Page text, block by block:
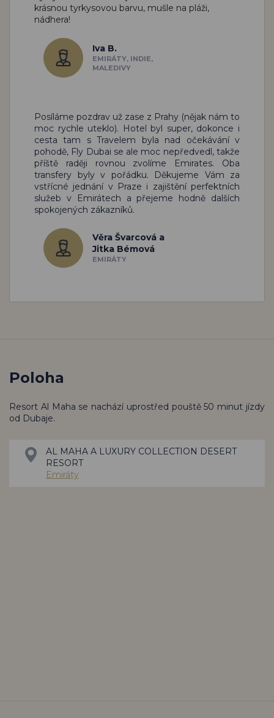
krásnou tyrkysovou barvu, mušle na pláži,
nádhera!
Iva B.
EMIRÁTY, INDIE,
MALEDIVY
Posíláme pozdrav už zase z Prahy (nějak nám to
moc rychle uteklo). Hotel byl super, dokonce i
cesta tam s Travelem byla nad očekávání v
pohodě, Fly Dubai se ale moc nepředvedl, takže
příště raději rovnou zvolíme Emirates. Oba
transfery byly v pořádku. Děkujeme Vám za
vstřícné jednání v Praze i zajištění perfektních
služeb v Emirátech a přejeme hodně dalších
spokojených zákazníků.
Věra Švarcová a
Jitka Bémová
EMIRÁTY
Poloha
Resort Al Maha se nachází uprostřed pouště 50 minut jízdy
od Dubaje.
AL MAHA A LUXURY COLLECTION DESERT
RESORT
Emiráty